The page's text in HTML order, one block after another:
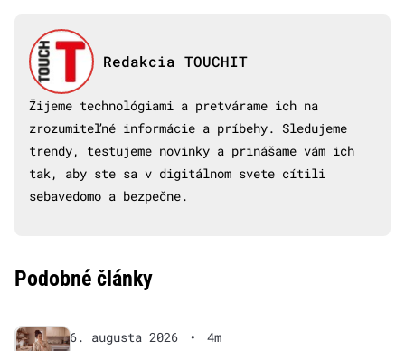
Redakcia TOUCHIT
Žijeme technológiami a pretvárame ich na
zrozumiteľné informácie a príbehy. Sledujeme
trendy, testujeme novinky a prinášame vám ich
tak, aby ste sa v digitálnom svete cítili
sebavedomo a bezpečne.
Podobné články
6. augusta 2026 •
4m